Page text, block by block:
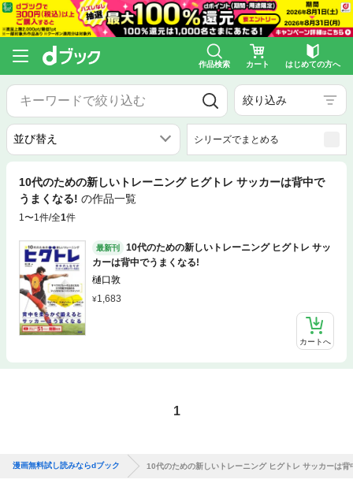
作品検索 カート はじめての方へ
絞り込み
シリーズでまとめる
10代のための新しいトレーニング ヒグトレ サッカーは背中で
うまくなる! の作品一覧
1〜1件/全1件
最新刊
10代のための新しいトレーニング ヒグトレ サッ
カーは背中でうまくなる!
樋口敦
1,683
カートへ
1
漫画無料試し読みならdブック 10代のための新しいトレーニング ヒグトレ サッカーは背